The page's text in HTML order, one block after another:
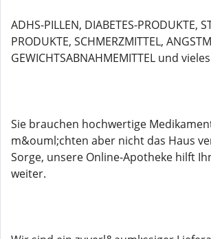
ADHS-PILLEN, DIABETES-PRODUKTE,
PRODUKTE, SCHMERZMITTEL,
GEWICHTSABNAHMEMITTEL und
Sie brauchen hochwertige
m&ouml;chten aber nicht das Haus
Sorge, unsere Online-Apotheke hilft
weiter.